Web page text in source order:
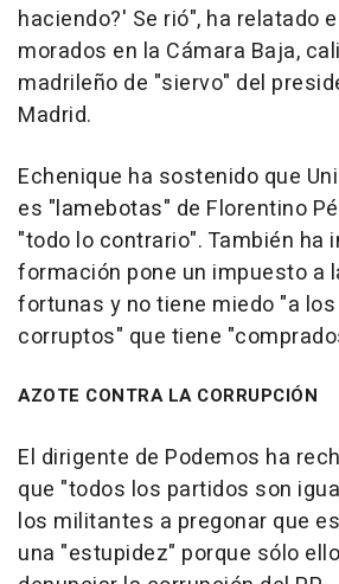
haciendo?' Se rió", ha relatado
morados en la Cámara Baja,
madrileño de "siervo" del
Madrid.
Echenique ha sostenido que
es "lamebotas" de Florentino
"todo lo contrario". También ha
formación pone un impuesto a
fortunas y no tiene miedo "a
corruptos" que tiene
AZOTE CONTRA LA CORRUPCIÓN
El dirigente de Podemos ha
que "todos los partidos son
los militantes a pregonar que
una "estupidez" porque sólo